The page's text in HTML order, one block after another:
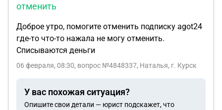
отменить
Доброе утро, помогите отменить подписку agot24
где-то что-то нажала не могу отменить.
Списываются деньги
06 февраля, 08:30, вопрос №4848337, Наталья, г. Курск
У вас похожая ситуация?
Опишите свои детали — юрист подскажет, что